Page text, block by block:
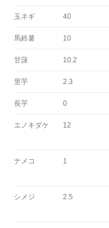
玉ネギ 40
馬鈴薯 10
甘藷 10.2
里芋 2.3
長芋 0
エノキダケ 12
ナメコ 1
シメジ 2.5